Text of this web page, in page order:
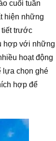
cuối tuần
hiện những
tiết trước
hợp với những
hoạt động
lựa chọn ghé
hợp để